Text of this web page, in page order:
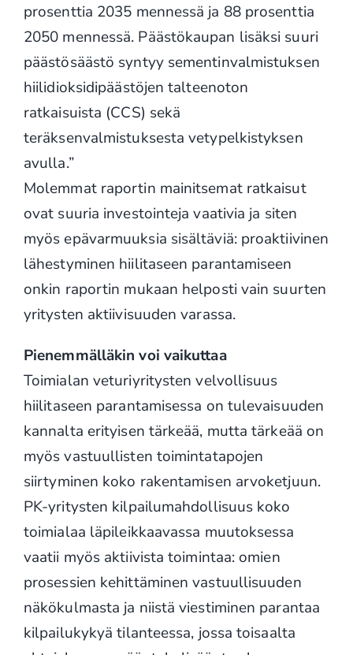
prosenttia 2035 mennessä ja 88 prosenttia
2050 mennessä. Päästökaupan lisäksi suuri
päästösäästö syntyy sementinvalmistuksen
hiilidioksidipäästöjen talteenoton
ratkaisuista (CCS) sekä
teräksenvalmistuksesta vetypelkistyksen
avulla.”
Molemmat raportin mainitsemat ratkaisut
ovat suuria investointeja vaativia ja siten
myös epävarmuuksia sisältäviä: proaktiivinen
lähestyminen hiilitaseen parantamiseen
onkin raportin mukaan helposti vain suurten
yritysten aktiivisuuden varassa.
Pienemmälläkin voi vaikuttaa
Toimialan veturiyritysten velvollisuus
hiilitaseen parantamisessa on tulevaisuuden
kannalta erityisen tärkeää, mutta tärkeää on
myös vastuullisten toimintatapojen
siirtyminen koko rakentamisen arvoketjuun.
PK-yritysten kilpailumahdollisuus koko
toimialaa läpileikkaavassa muutoksessa
vaatii myös aktiivista toimintaa: omien
prosessien kehittäminen vastuullisuuden
näkökulmasta ja niistä viestiminen parantaa
kilpailukykyä tilanteessa, jossa toisaalta